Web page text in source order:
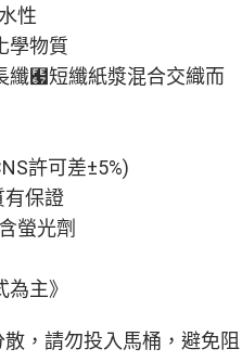
依後續交易確認頁面所載為準。
或遇審核未通過，訂單將自動取
未達大哥付你分期系統評分，恕無
分期」於每月結算日後寄送繳費提
商條碼／台灣大直營門市／銀行轉
繳費。
」（以下簡稱本公司）所提供，讓
公司帳單繳交帳款。
灣大哥大進項蒐集、處理及利用，
料之確認、核對及更正。
款」的支付方式。 讓您購物簡單
需儲值。
可結帳。
。
後，將跳轉至「AFTEE先享後付」
即可完成結帳。
知簡訊。
簡訊中的連結，可透過四大超商／
費，但若您需要取消訂單，請聯絡
單仍視為有效，需透過AFTEE先享
關疑問，請聯繫「AFTEE先享後付
性
學物質
纖﹧短纖紙漿混合交織而
許可差±5%)
有保證
螢光劑
主》
，請勿投入馬桶，避免阻